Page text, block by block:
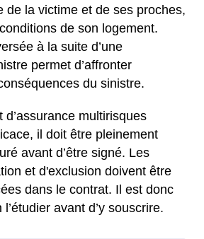
de la victime et de ses proches,
de son logement.
à la suite d’une
permet d’affronter
du sinistre.
d’assurance multirisques
il doit être pleinement
avant d’être signé. Les
et d'exclusion doivent être
dans le contrat. Il est donc
avant d’y souscrire.